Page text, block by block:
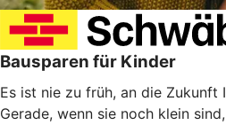
Bausparen für Kinder
Es ist nie zu früh, an die Zukunft
Gerade, wenn sie noch klein